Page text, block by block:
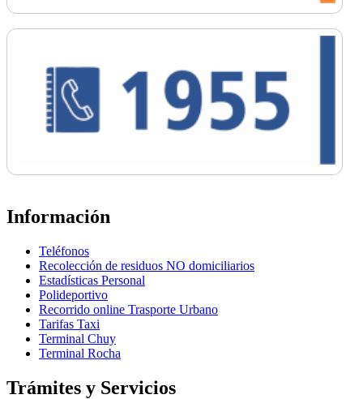
Información
Teléfonos
Recolección de residuos NO domiciliarios
Estadísticas Personal
Polideportivo
Recorrido online Trasporte Urbano
Tarifas Taxi
Terminal Chuy
Terminal Rocha
Trámites y Servicios